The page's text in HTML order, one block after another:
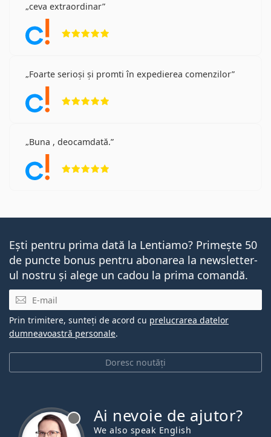
ceva extraordinar
Foarte serioși și promti în expedierea comenzilor
Buna , deocamdată.
Ești pentru prima dată la Lentiamo? Primește 50
de puncte bonus pentru abonarea la newsletter-
ul nostru și alege un cadou la prima comandă.
E-mail
Doresc noutăți
Prin trimitere, sunteți de acord cu prelucrarea datelor
dumneavoastră personale.
Ai nevoie de ajutor?
We also speak English